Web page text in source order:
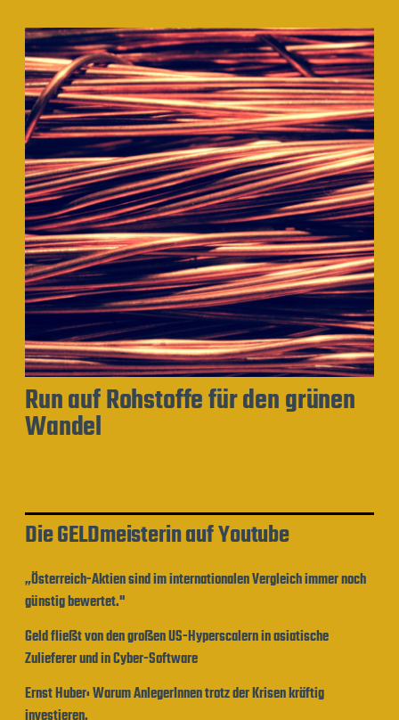
Run auf Rohstoffe für den grünen
Wandel
Die GELDmeisterin auf Youtube
„Österreich-Aktien sind im internationalen Vergleich immer noch
günstig bewertet."
Geld fließt von den großen US-Hyperscalern in asiatische
Zulieferer und in Cyber-Software
Ernst Huber: Warum AnlegerInnen trotz der Krisen kräftig